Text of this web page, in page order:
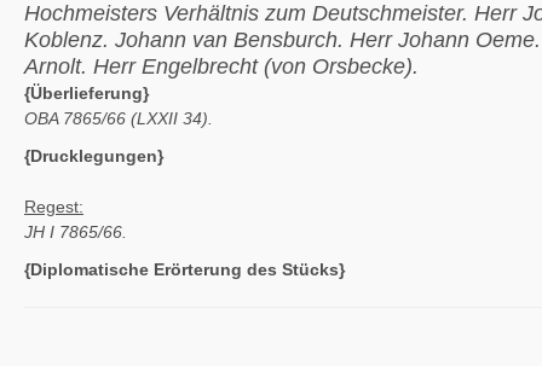
Hochmeisters Verhältnis zum Deutschmeister. Herr
Koblenz. Johann van Bensburch. Herr Johann
Arnolt. Herr Engelbrecht (von Orsbecke).
{Überlieferung}
OBA 7865/66 (LXXII 34).
{Drucklegungen}
Regest:
JH I 7865/66.
{Diplomatische Erörterung des Stücks}